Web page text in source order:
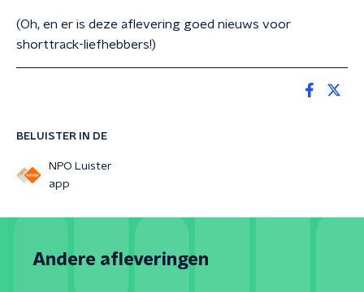
BELUISTER IN DE
NPO Luister
app
(Oh, en er is deze aflevering goed nieuws voor
shorttrack-liefhebbers!)
Andere afleveringen